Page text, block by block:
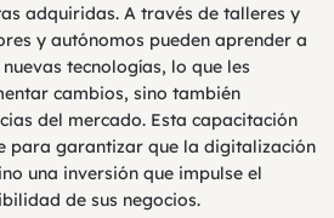
adquiridas. A través de talleres y
y autónomos pueden aprender a
tecnologías, lo que les
cambios, sino también
del mercado. Esta capacitación
para garantizar que la digitalización
una inversión que impulse el
de sus negocios.